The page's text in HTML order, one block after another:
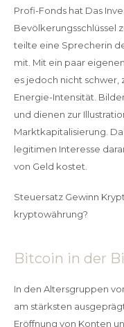
Profi-Fonds hat Das
Bevölkerungsschlüssel
teilte eine Sprecherin
mit. Mit ein paar
es jedoch nicht schwer,
Energie-Intensität.
und dienen zur
Marktkapitalisierung.
legitimen Interesse
von Geld kostet.
Steuersatz Gewinn
kryptowährung?
Bitcoin in der
In den Altersgruppen
am stärksten
Eröffnung von Konten